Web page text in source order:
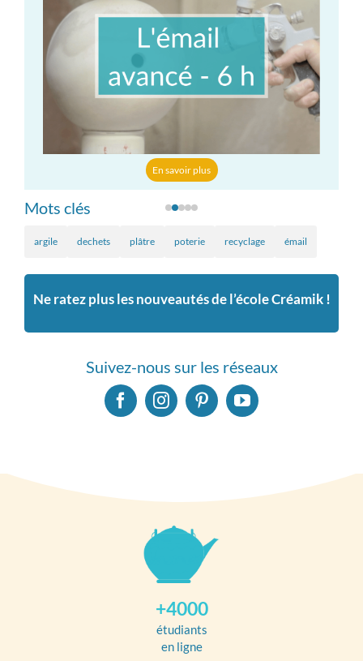
En savoir plus
Mots clés
argile dechets plâtre poterie recyclage émail
Ne ratez plus les nouveautés de l’école Créamik !
Suivez-nous sur les réseaux
+4000
étudiants
en ligne